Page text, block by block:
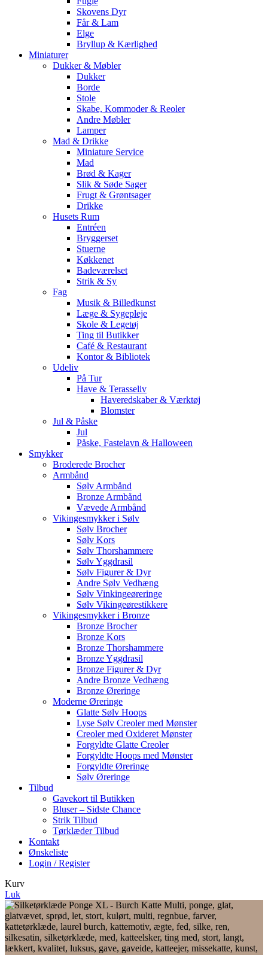
Skovens Dyr
Får & Lam
Elge
Bryllup & Kærlighed
Miniaturer
Dukker & Møbler
Dukker
Borde
Stole
Skabe, Kommoder & Reoler
Andre Møbler
Lamper
Mad & Drikke
Miniature Service
Mad
Brød & Kager
Slik & Søde Sager
Frugt & Grøntsager
Drikke
Husets Rum
Entréen
Bryggerset
Stuerne
Køkkenet
Badeværelset
Strik & Sy
Fag
Musik & Billedkunst
Læge & Sygepleje
Skole & Legetøj
Ting til Butikker
Café & Restaurant
Kontor & Bibliotek
Udeliv
På Tur
Have & Terasseliv
Haveredskaber & Værktøj
Blomster
Jul & Påske
Jul
Påske, Fastelavn & Halloween
Smykker
Broderede Brocher
Armbånd
Sølv Armbånd
Bronze Armbånd
Vævede Armbånd
Vikingesmykker i Sølv
Sølv Brocher
Sølv Kors
Sølv Thorshammere
Sølv Yggdrasil
Sølv Figurer & Dyr
Andre Sølv Vedhæng
Sølv Vinkingeøreringe
Sølv Vikingeørestikkere
Vikingesmykker i Bronze
Bronze Brocher
Bronze Kors
Bronze Thorshammere
Bronze Yggdrasil
Bronze Figurer & Dyr
Andre Bronze Vedhæng
Bronze Øreringe
Moderne Øreringe
Glatte Sølv Hoops
Lyse Sølv Creoler med Mønster
Creoler med Oxideret Mønster
Forgyldte Glatte Creoler
Forgyldte Hoops med Mønster
Forgyldte Øreringe
Sølv Øreringe
Tilbud
Gavekort til Butikken
Bluser – Sidste Chance
Strik Tilbud
Tørklæder Tilbud
Kontakt
Ønskeliste
Login / Register
Kurv
Luk